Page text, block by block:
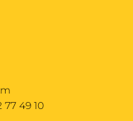
77 49 10